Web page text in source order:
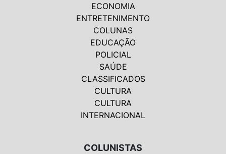
ECONOMIA
ENTRETENIMENTO
COLUNAS
EDUCAÇÃO
POLICIAL
SAÚDE
CLASSIFICADOS
CULTURA
CULTURA
INTERNACIONAL
COLUNISTAS